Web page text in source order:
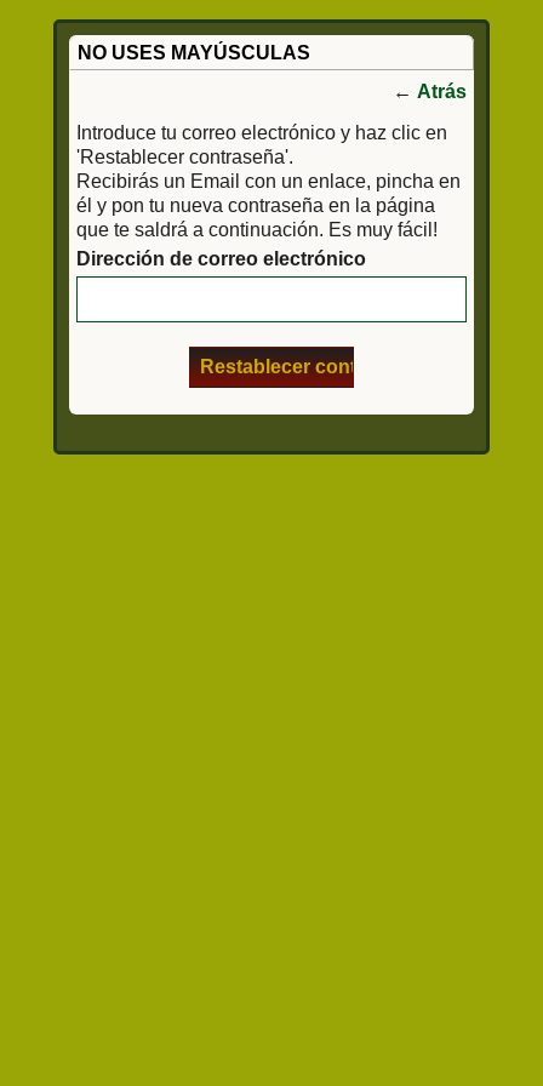
NO USES MAYÚSCULAS
← Atrás
Introduce tu correo electrónico y haz clic en
'Restablecer contraseña'.
Recibirás un Email con un enlace, pincha en
él y pon tu nueva contraseña en la página
que te saldrá a continuación. Es muy fácil!
Dirección de correo electrónico